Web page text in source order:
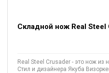
Складной нож Real Steel
Real Steel Crusader - это нож из
Стил и дизайнера Якуба